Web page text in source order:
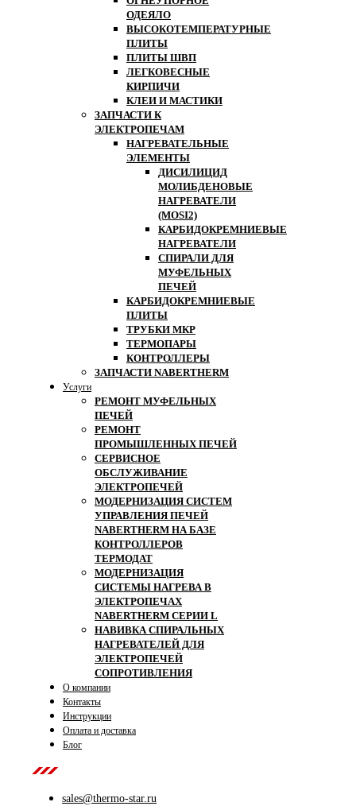
ОДЕЯЛО
ВЫСОКОТЕМПЕРАТУРНЫЕ
ПЛИТЫ
ПЛИТЫ ШВП
ЛЕГКОВЕСНЫЕ
КИРПИЧИ
КЛЕИ И МАСТИКИ
ЗАПЧАСТИ К
ЭЛЕКТРОПЕЧАМ
НАГРЕВАТЕЛЬНЫЕ
ЭЛЕМЕНТЫ
ДИСИЛИЦИД
МОЛИБДЕНОВЫЕ
НАГРЕВАТЕЛИ
(MOSI2)
КАРБИДОКРЕМНИЕВЫЕ
НАГРЕВАТЕЛИ
СПИРАЛИ ДЛЯ
МУФЕЛЬНЫХ
ПЕЧЕЙ
КАРБИДОКРЕМНИЕВЫЕ
ПЛИТЫ
ТРУБКИ МКР
ТЕРМОПАРЫ
КОНТРОЛЛЕРЫ
ЗАПЧАСТИ NABERTHERM
Услуги
РЕМОНТ МУФЕЛЬНЫХ
ПЕЧЕЙ
РЕМОНТ
ПРОМЫШЛЕННЫХ ПЕЧЕЙ
СЕРВИСНОЕ
ОБСЛУЖИВАНИЕ
ЭЛЕКТРОПЕЧЕЙ
МОДЕРНИЗАЦИЯ СИСТЕМ
УПРАВЛЕНИЯ ПЕЧЕЙ
NABERTHERM НА БАЗЕ
КОНТРОЛЛЕРОВ
ТЕРМОДАТ
МОДЕРНИЗАЦИЯ
СИСТЕМЫ НАГРЕВА В
ЭЛЕКТРОПЕЧАХ
NABERTHERM СЕРИИ L
НАВИВКА СПИРАЛЬНЫХ
НАГРЕВАТЕЛЕЙ ДЛЯ
ЭЛЕКТРОПЕЧЕЙ
СОПРОТИВЛЕНИЯ
О компании
Контакты
Инструкции
Оплата и доставка
Блог
sales@thermo-star.ru